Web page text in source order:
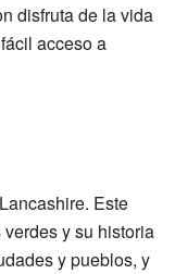
disfruta de la vida
acceso a
Este
y su historia
y pueblos, y